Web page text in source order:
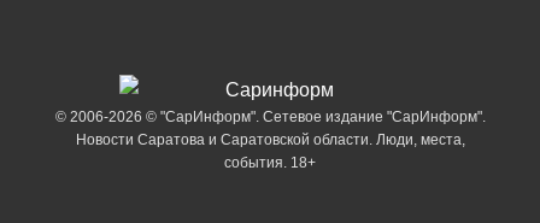
© 2006-2026 © "СарИнформ". Сетевое издание "СарИнформ".
Новости Саратова и Саратовской области. Люди, места,
события. 18+